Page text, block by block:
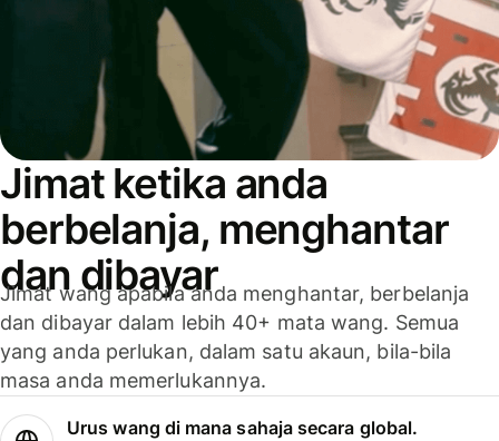
Jimat ketika anda
berbelanja, menghantar
dan dibayar
Jimat wang apabila anda menghantar, berbelanja
dan dibayar dalam lebih 40+ mata wang. Semua
yang anda perlukan, dalam satu akaun, bila-bila
masa anda memerlukannya.
Urus wang di mana sahaja secara global.